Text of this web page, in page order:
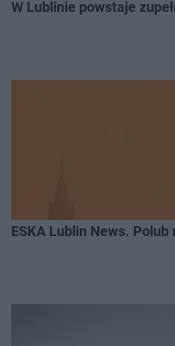
W Lublinie powstaje
ESKA Lublin News. Polub